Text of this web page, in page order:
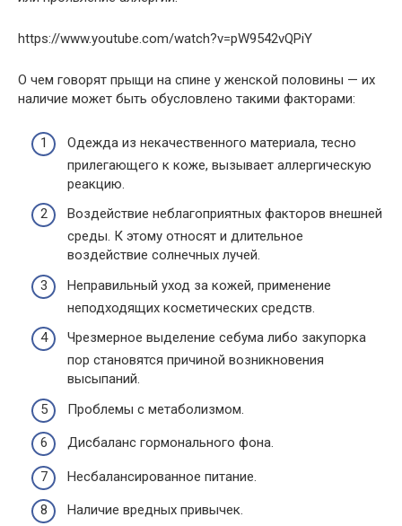
https://www.youtube.com/watch?v=pW9542vQPiY
О чем говорят прыщи на спине у женской половины — их
наличие может быть обусловлено такими факторами:
Одежда из некачественного материала, тесно
прилегающего к коже, вызывает аллергическую
реакцию.
Воздействие неблагоприятных факторов внешней
среды. К этому относят и длительное
воздействие солнечных лучей.
Неправильный уход за кожей, применение
неподходящих косметических средств.
Чрезмерное выделение себума либо закупорка
пор становятся причиной возникновения
высыпаний.
Проблемы с метаболизмом.
Дисбаланс гормонального фона.
Несбалансированное питание.
Наличие вредных привычек.